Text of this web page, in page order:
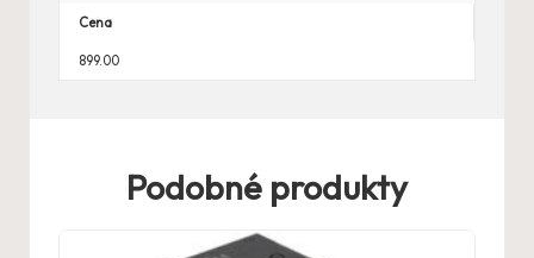
Cena
899.00
Podobné produkty